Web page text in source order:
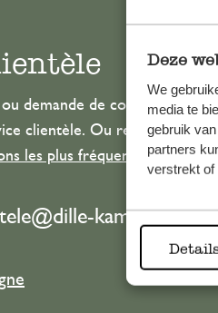
Deze
We
media te
gebruik
partners
verstrekt of
demande de conseil ou
clientèle. Ou retrouvez ici
les plus fréquemment posées
kamille.com